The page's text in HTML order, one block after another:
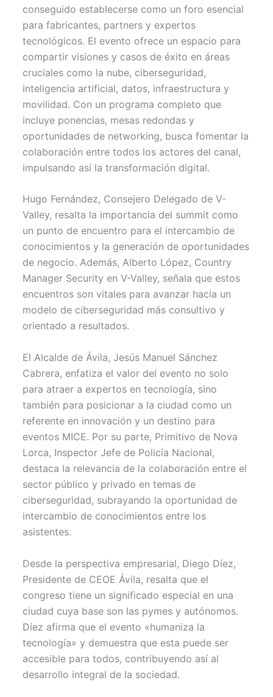
conseguido establecerse como un foro esencial
para fabricantes, partners y expertos
tecnológicos. El evento ofrece un espacio para
compartir visiones y casos de éxito en áreas
cruciales como la nube, ciberseguridad,
inteligencia artificial, datos, infraestructura y
movilidad. Con un programa completo que
incluye ponencias, mesas redondas y
oportunidades de networking, busca fomentar la
colaboración entre todos los actores del canal,
impulsando así la transformación digital.
Hugo Fernández, Consejero Delegado de V-
Valley, resalta la importancia del summit como
un punto de encuentro para el intercambio de
conocimientos y la generación de oportunidades
de negocio. Además, Alberto López, Country
Manager Security en V-Valley, señala que estos
encuentros son vitales para avanzar hacia un
modelo de ciberseguridad más consultivo y
orientado a resultados.
El Alcalde de Ávila, Jesús Manuel Sánchez
Cabrera, enfatiza el valor del evento no solo
para atraer a expertos en tecnología, sino
también para posicionar a la ciudad como un
referente en innovación y un destino para
eventos MICE. Por su parte, Primitivo de Nova
Lorca, Inspector Jefe de Policía Nacional,
destaca la relevancia de la colaboración entre el
sector público y privado en temas de
ciberseguridad, subrayando la oportunidad de
intercambio de conocimientos entre los
asistentes.
Desde la perspectiva empresarial, Diego Díez,
Presidente de CEOE Ávila, resalta que el
congreso tiene un significado especial en una
ciudad cuya base son las pymes y autónomos.
Díez afirma que el evento «humaniza la
tecnología» y demuestra que esta puede ser
accesible para todos, contribuyendo así al
desarrollo integral de la sociedad.